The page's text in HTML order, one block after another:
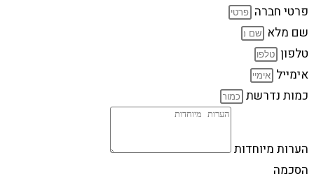
פרטי חברה
שם מלא
טלפון
אימייל
כמות נדרשת
הערות מיוחדות
הסכמה